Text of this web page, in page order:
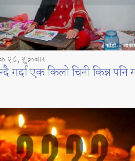
२८, शुक्रबार
गर्दा एक किलो चिनी किन्न पनि